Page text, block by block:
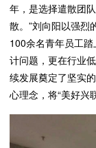
年，是选择遣散团
散。”刘向阳以强烈
100余名青年员工
计问题，更在行业
续发展奠定了坚实
心理念，将“美好兴